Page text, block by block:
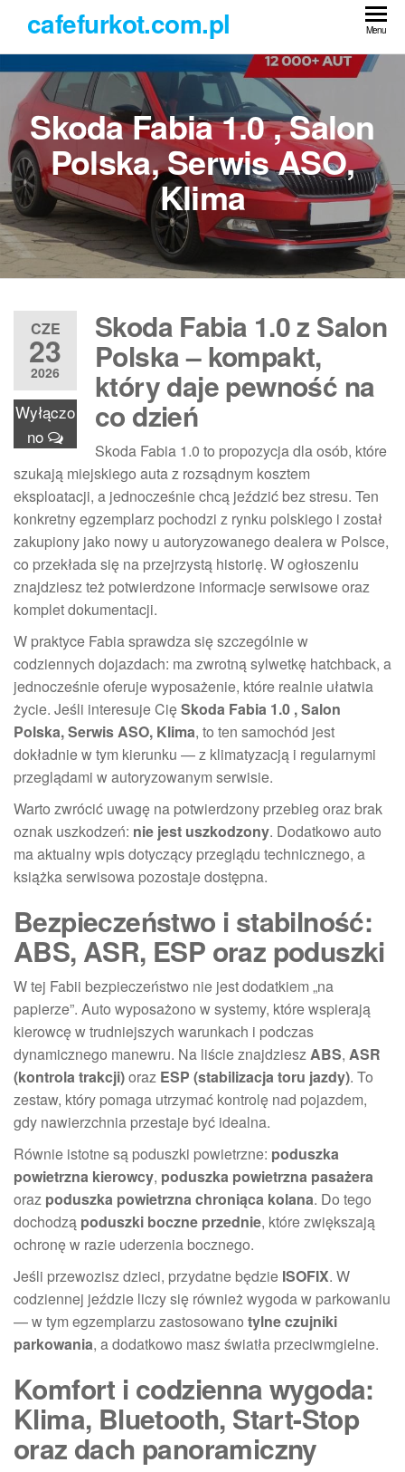
treści
cafefurkot.com.pl Menu
Skoda Fabia 1.0 , Salon
Polska, Serwis ASO,
Klima
CZE
23
2026
Wyłączo
no
Skoda Fabia 1.0 z Salon
Polska – kompakt,
który daje pewność na
co dzień
Skoda Fabia 1.0 to propozycja dla osób, które
szukają miejskiego auta z rozsądnym kosztem
eksploatacji, a jednocześnie chcą jeździć bez stresu. Ten
konkretny egzemplarz pochodzi z rynku polskiego i został
zakupiony jako nowy u autoryzowanego dealera w Polsce,
co przekłada się na przejrzystą historię. W ogłoszeniu
znajdziesz też potwierdzone informacje serwisowe oraz
komplet dokumentacji.
W praktyce Fabia sprawdza się szczególnie w
codziennych dojazdach: ma zwrotną sylwetkę hatchback, a
jednocześnie oferuje wyposażenie, które realnie ułatwia
życie. Jeśli interesuje CięSkoda Fabia 1.0 , Salon
Polska, Serwis ASO, Klima, to ten samochód jest
dokładnie w tym kierunku — z klimatyzacją i regularnymi
przeglądami w autoryzowanym serwisie.
Warto zwrócić uwagę na potwierdzony przebieg oraz brak
oznak uszkodzeń: nie jest uszkodzony. Dodatkowo auto
ma aktualny wpis dotyczący przeglądu technicznego, a
książka serwisowa pozostaje dostępna.
Bezpieczeństwo i stabilność:
ABS, ASR, ESP oraz poduszki
W tej Fabii bezpieczeństwo nie jest dodatkiem „na
papierze”. Auto wyposażono w systemy, które wspierają
kierowcę w trudniejszych warunkach i podczas
dynamicznego manewru. Na liście znajdzieszABS, ASR
(kontrola trakcji)oraz ESP (stabilizacja toru jazdy). To
zestaw, który pomaga utrzymać kontrolę nad pojazdem,
gdy nawierzchnia przestaje być idealna.
Równie istotne są poduszki powietrzne: poduszka
powietrzna kierowcy, poduszka powietrzna pasażera
oraz poduszka powietrzna chroniąca kolana. Do tego
dochodzą poduszki boczne przednie, które zwiększają
ochronę w razie uderzenia bocznego.
Jeśli przewozisz dzieci, przydatne będzie ISOFIX. W
codziennej jeździe liczy się również wygoda w parkowaniu
— w tym egzemplarzu zastosowano tylne czujniki
parkowania, a dodatkowo masz światła przeciwmgielne.
Komfort i codzienna wygoda:
Klima, Bluetooth, Start-Stop
oraz dach panoramiczny